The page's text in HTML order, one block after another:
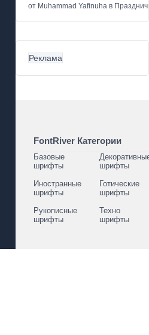
от Muhammad Yafinuha в
Реклама
FontRiver Категории
Базовые
шрифты
шрифты
Иностранные
шрифты
Готические
шрифты
Рукописные
шрифты
Техно
шрифты